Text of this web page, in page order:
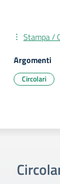
Stampa /
Argomenti
Circolari